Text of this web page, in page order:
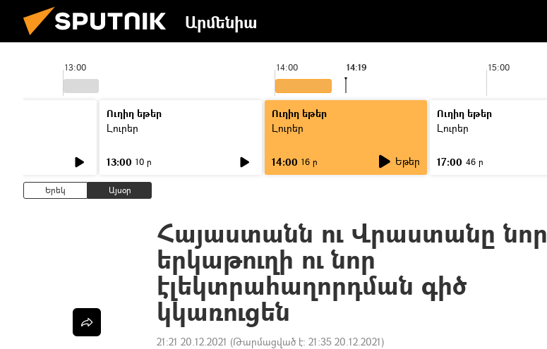
Արմենիա
13:00 14:00 15:00
14:19
Ուղիղ եթեր
Լուրեր
13:00 10 ր
Ուղիղ եթեր
Լուրեր
14:00 16 ր Եթեր
Ուղիղ եթեր
Լուրեր
17:00 46 ր
Երեկ Այսօր
Հայաստանն ու Վրաստանը նոր
երկաթուղի ու նոր
էլեկտրահաղորդման գիծ
կկառուցեն
21:21 20.12.2021 (Թարմացված է: 21:35 20.12.2021)